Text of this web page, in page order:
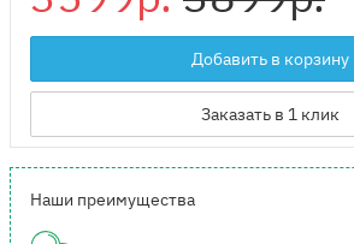
Добавить в корзину
Заказать в 1 клик
Наши преимущества